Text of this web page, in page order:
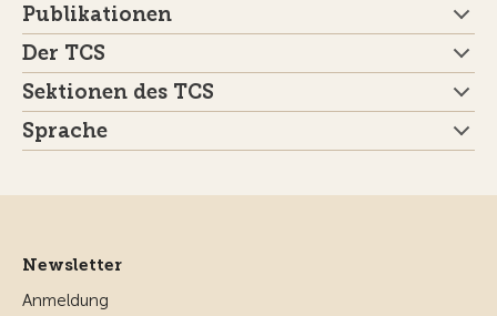
Publikationen
Der TCS
Sektionen des TCS
Sprache
Newsletter
Anmeldung